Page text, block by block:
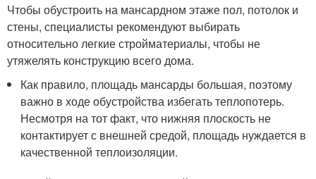
Чтобы обустроить на мансардном этаже пол, потолок и
стены, специалисты рекомендуют выбирать
относительно легкие стройматериалы, чтобы не
утяжелять конструкцию всего дома.
Как правило, площадь мансарды большая, поэтому
важно в ходе обустройства избегать теплопотерь.
Несмотря на тот факт, что нижняя плоскость не
контактирует с внешней средой, площадь нуждается в
качественной теплоизоляции.